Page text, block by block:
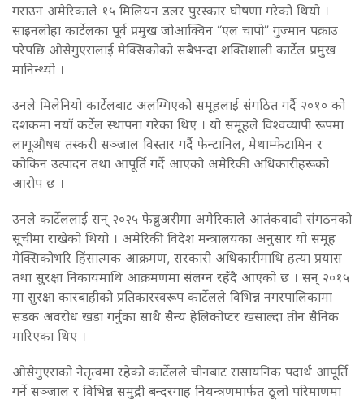
गराउन अमेरिकाले १५ मिलियन डलर पुरस्कार घोषणा गरेको थियो ।
साइनलोहा कार्टेलका पूर्व प्रमुख जोआक्विन “एल चापो” गुज्मान पक्राउ
परेपछि ओसेगुएरालाई मेक्सिकोको सबैभन्दा शक्तिशाली कार्टेल प्रमुख
मानिन्थ्यो ।
उनले मिलेनियो कार्टेलबाट अलग्गिएको समूहलाई संगठित गर्दै २०१० को
दशकमा नयाँ कर्टेल स्थापना गरेका थिए । यो समूहले विश्वव्यापी रूपमा
लागूऔषध तस्करी सञ्जाल विस्तार गर्दै फेन्टानिल, मेथाम्फेटामिन र
कोकिन उत्पादन तथा आपूर्ति गर्दै आएको अमेरिकी अधिकारीहरूको
आरोप छ ।
उनले कार्टेललाई सन् २०२५ फेब्रुअरीमा अमेरिकाले आतंकवादी संगठनको
सूचीमा राखेको थियो । अमेरिकी विदेश मन्त्रालयका अनुसार यो समूह
मेक्सिकोभरि हिंसात्मक आक्रमण, सरकारी अधिकारीमाथि हत्या प्रयास
तथा सुरक्षा निकायमाथि आक्रमणमा संलग्न रहँदै आएको छ । सन् २०१५
मा सुरक्षा कारबाहीको प्रतिकारस्वरूप कार्टेलले विभिन्न नगरपालिकामा
सडक अवरोध खडा गर्नुका साथै सैन्य हेलिकोप्टर खसाल्दा तीन सैनिक
मारिएका थिए ।
ओसेगुएराको नेतृत्वमा रहेको कार्टेलले चीनबाट रासायनिक पदार्थ आपूर्ति
गर्ने सञ्जाल र विभिन्न समुद्री बन्दरगाह नियन्त्रणमार्फत ठूलो परिमाणमा